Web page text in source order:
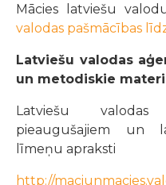
Mācies latviešu
valodas pašmācības
Latviešu valodas
un metodiskie
Latviešu valodas
pieaugušajiem un
līmeņu apraksti
http://